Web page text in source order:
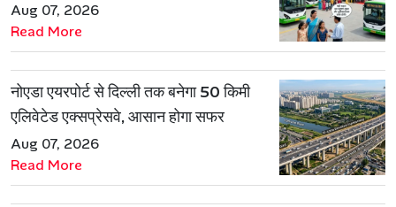
Aug 07, 2026
Read More
नोएडा एयरपोर्ट से दिल्ली तक बनेगा 50 किमी
एलिवेटेड एक्सप्रेसवे, आसान होगा सफर
Aug 07, 2026
Read More